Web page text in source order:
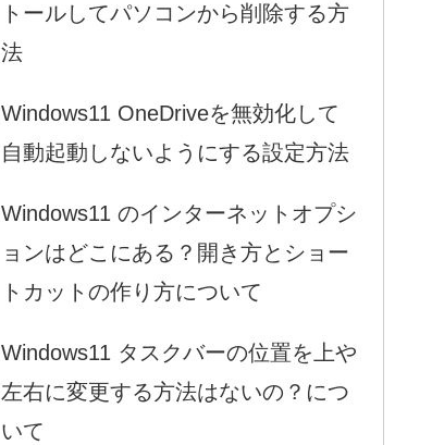
トールしてパソコンから削除する方
法
Windows11 OneDriveを無効化して
自動起動しないようにする設定方法
Windows11 のインターネットオプシ
ョンはどこにある？開き方とショー
トカットの作り方について
Windows11 タスクバーの位置を上や
左右に変更する方法はないの？につ
いて